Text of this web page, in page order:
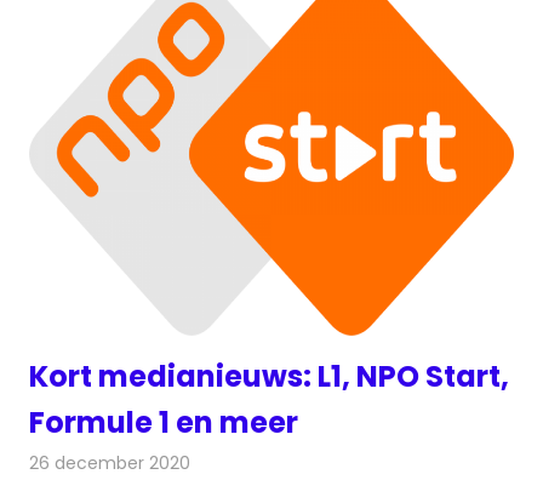
Kort medianieuws: L1, NPO Start,
Formule 1 en meer
26 december 2020